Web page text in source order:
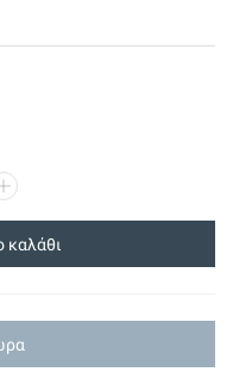
καλάθι